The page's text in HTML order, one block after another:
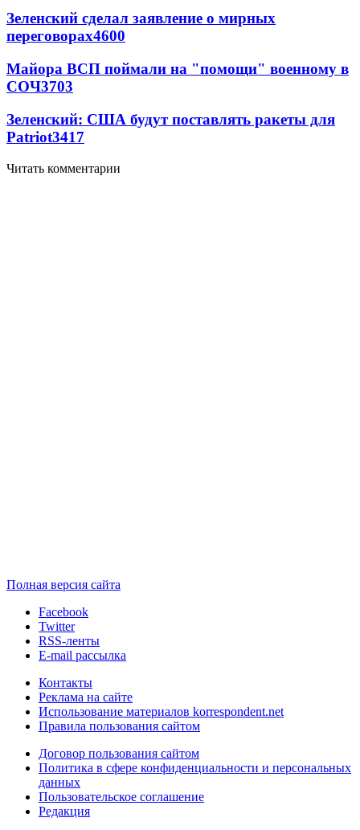
Зеленский сделал заявление о мирных
переговорах4600
Майора ВСП поймали на "помощи" военному в
СОЧ3703
Зеленский: США будут поставлять ракеты для
Patriot3417
Читать комментарии
Полная версия сайта
Facebook
Twitter
RSS-ленты
E-mail рассылка
Контакты
Реклама на сайте
Использование материалов korrespondent.net
Правила пользования сайтом
Договор пользования сайтом
Политика в сфере конфиденциальности и персональных
данных
Пользовательское соглашение
Редакция